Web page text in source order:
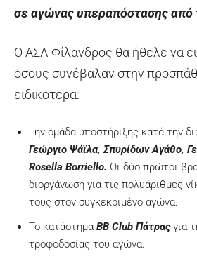
σε αγώνας υπεραπόστασης από
Ο ΑΣΛ Φίλανδρος θα ήθελε να
όσους συνέβαλαν στην
ειδικότερα:
Την ομάδα υποστήριξης κατά την
Γεώργιο Ψάϊλα, Σπυρίδων Αγάθο,
Rosella Borriello. Οι δύο πρώτοι
διοργάνωση για τις πολυάριθμες
τους στον συγκεκριμένο αγώνα.
Το κατάστημαBB Club Πάτραςγια
τροφοδοσίας του αγώνα.